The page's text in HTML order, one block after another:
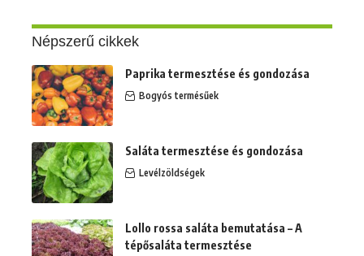
Népszerű cikkek
Paprika termesztése és gondozása
Bogyós termésűek
Saláta termesztése és gondozása
Levélzöldségek
Lollo rossa saláta bemutatása – A
tépősaláta termesztése